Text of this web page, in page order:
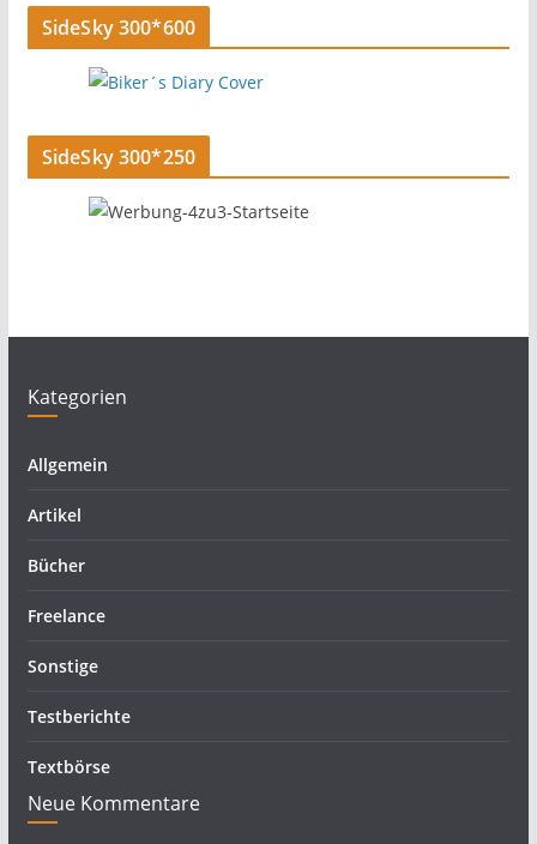
SideSky 300*600
SideSky 300*250
Kategorien
Allgemein
Artikel
Bücher
Freelance
Sonstige
Testberichte
Textbörse
Neue Kommentare